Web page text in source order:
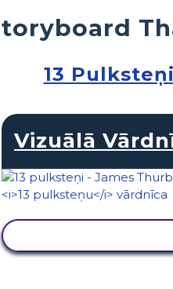
13 Pulksteņi
Vizuālā